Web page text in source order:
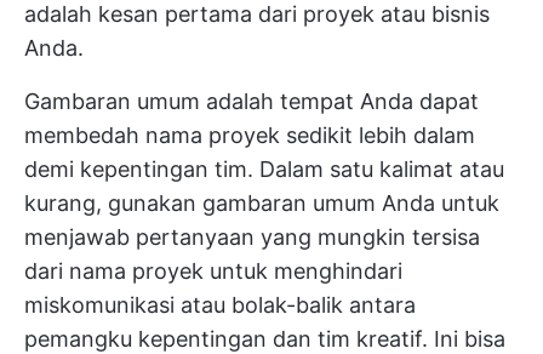
adalah kesan pertama dari proyek atau bisnis
Anda.
Gambaran umum adalah tempat Anda dapat
membedah nama proyek sedikit lebih dalam
demi kepentingan tim. Dalam satu kalimat atau
kurang, gunakan gambaran umum Anda untuk
menjawab pertanyaan yang mungkin tersisa
dari nama proyek untuk menghindari
miskomunikasi atau bolak-balik antara
pemangku kepentingan dan tim kreatif. Ini bisa